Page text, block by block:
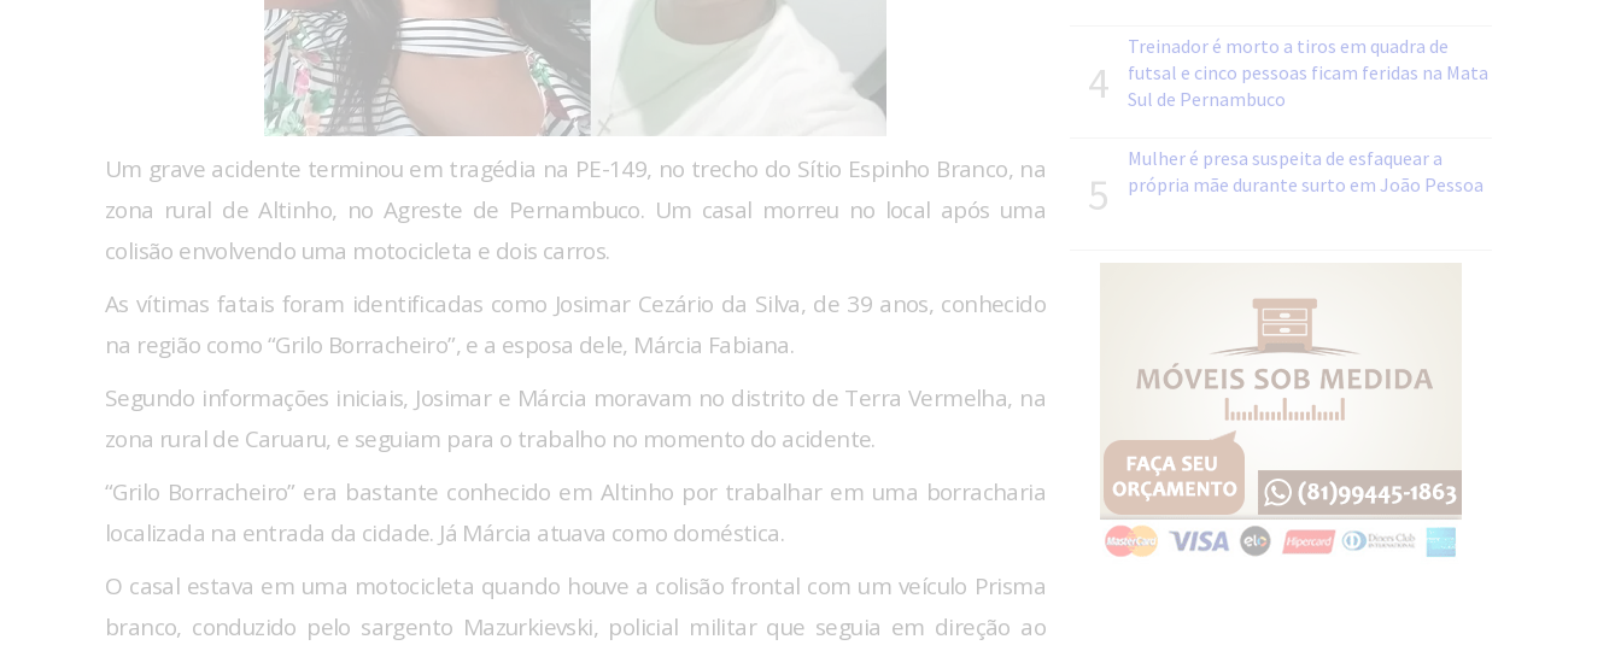
Um grave acidente terminou em tragédia na PE-149, no trecho do Sítio Espinho Branco, na
zona rural de Altinho, no Agreste de Pernambuco. Um casal morreu no local após uma
colisão envolvendo uma motocicleta e dois carros.
As vítimas fatais foram identificadas como Josimar Cezário da Silva, de 39 anos, conhecido
na região como “Grilo Borracheiro”, e a esposa dele, Márcia Fabiana.
Segundo informações iniciais, Josimar e Márcia moravam no distrito de Terra Vermelha, na
zona rural de Caruaru, e seguiam para o trabalho no momento do acidente.
“Grilo Borracheiro” era bastante conhecido em Altinho por trabalhar em uma borracharia
localizada na entrada da cidade. Já Márcia atuava como doméstica.
O casal estava em uma motocicleta quando houve a colisão frontal com um veículo Prisma
branco, conduzido pelo sargento Mazurkievski, policial militar que seguia em direção ao
4
Treinador é morto a tiros em quadra de
futsal e cinco pessoas ficam feridas na Mata
Sul de Pernambuco
5
Mulher é presa suspeita de esfaquear a
própria mãe durante surto em João Pessoa